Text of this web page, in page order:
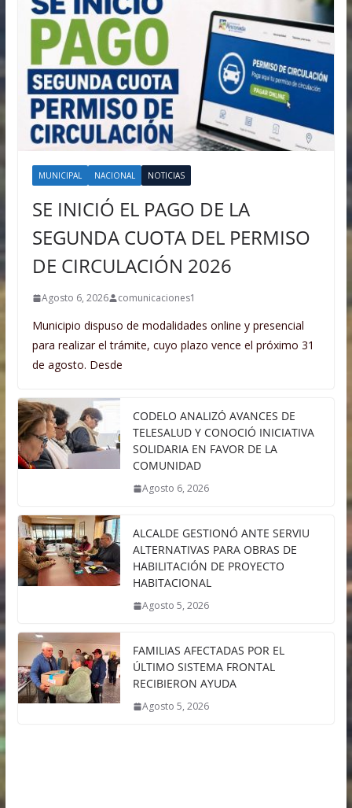
MUNICIPAL NACIONAL NOTICIAS
SE INICIÓ EL PAGO DE LA
SEGUNDA CUOTA DEL PERMISO
DE CIRCULACIÓN 2026
Agosto 6, 2026 comunicaciones1
Municipio dispuso de modalidades online y presencial
para realizar el trámite, cuyo plazo vence el próximo 31
de agosto. Desde
CODELO ANALIZÓ AVANCES DE
TELESALUD Y CONOCIÓ INICIATIVA
SOLIDARIA EN FAVOR DE LA
COMUNIDAD
Agosto 6, 2026
ALCALDE GESTIONÓ ANTE SERVIU
ALTERNATIVAS PARA OBRAS DE
HABILITACIÓN DE PROYECTO
HABITACIONAL
Agosto 5, 2026
FAMILIAS AFECTADAS POR EL
ÚLTIMO SISTEMA FRONTAL
RECIBIERON AYUDA
Agosto 5, 2026